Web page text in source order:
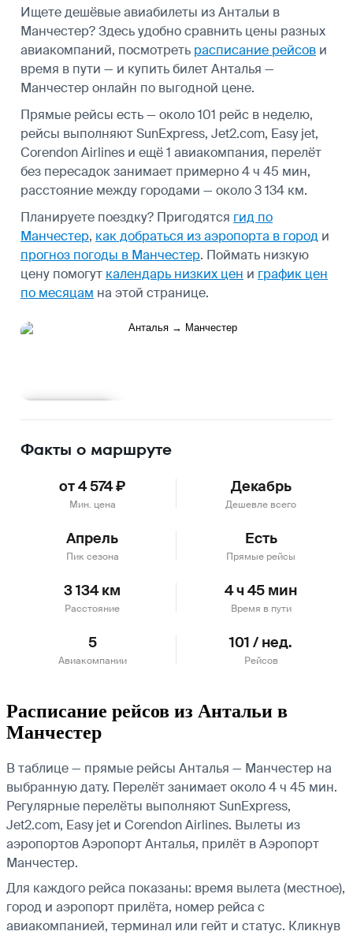
Ищете дешёвые авиабилеты из Антальи в
Манчестер? Здесь удобно сравнить цены разных
авиакомпаний, посмотреть расписание рейсов и
время в пути — и купить билет Анталья —
Манчестер онлайн по выгодной цене.
Прямые рейсы есть — около 101 рейс в неделю,
рейсы выполняют SunExpress, Jet2.com, Easy jet,
Corendon Airlines и ещё 1 авиакомпания, перелёт
без пересадок занимает примерно 4 ч 45 мин,
расстояние между городами — около 3 134 км.
Планируете поездку? Пригодятся гид по
Манчестер, как добраться из аэропорта в город и
прогноз погоды в Манчестер. Поймать низкую
цену помогут календарь низких цен и график цен
по месяцам на этой странице.
Факты о маршруте
от 4 574 ₽
Мин. цена
Декабрь
Дешевле всего
Апрель
Пик сезона
Есть
Прямые рейсы
3 134 км
Расстояние
4 ч 45 мин
Время в пути
5
Авиакомпании
101 / нед.
Рейсов
Расписание рейсов из Антальи в
Манчестер
В таблице — прямые рейсы Анталья — Манчестер на
выбранную дату. Перелёт занимает около 4 ч 45 мин.
Регулярные перелёты выполняют SunExpress,
Jet2.com, Easy jet и Corendon Airlines. Вылеты из
аэропортов Аэропорт Анталья, прилёт в Аэропорт
Манчестер.
Для каждого рейса показаны: время вылета (местное),
город и аэропорт прилёта, номер рейса с
авиакомпанией, терминал или гейт и статус. Кликнув